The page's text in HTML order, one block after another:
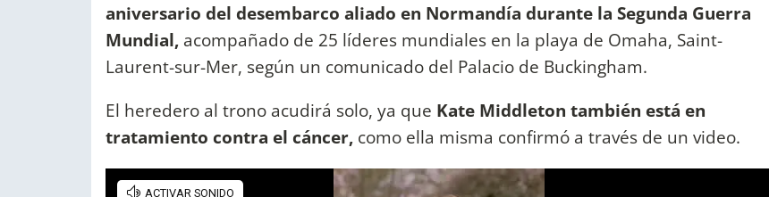
aniversario del desembarco aliado en Normandía durante la Segunda Guerra
Mundial, acompañado de 25 líderes mundiales en la playa de Omaha, Saint-
Laurent-sur-Mer, según un comunicado del Palacio de Buckingham.
El heredero al trono acudirá solo, ya que Kate Middleton también está en
tratamiento contra el cáncer, como ella misma confirmó a través de un video.